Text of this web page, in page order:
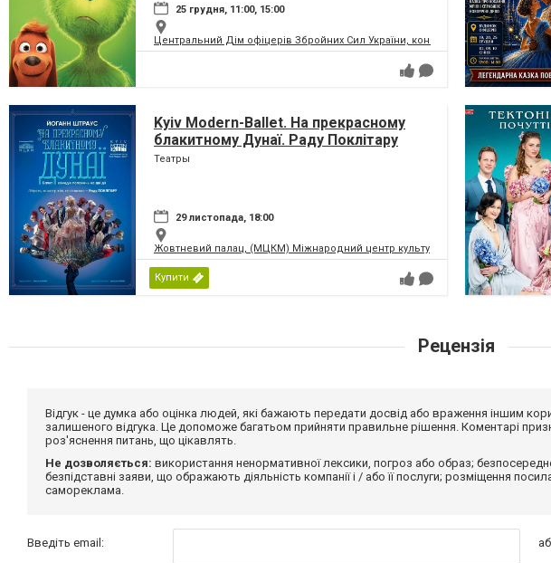
25 грудня, 11:00, 15:00
Центральний Дім офіцерів Збройних Сил України, концертний зал
Kyiv Modern-Ballet. На прекрасному
блакитному Дунаї. Раду Поклітару
Театры
29 листопада, 18:00
Жовтневий палац, (МЦКМ) Міжнародний центр культури і мистецтв
Купити
Рецензія
Відгук - це думка або оцінка людей, які бажають передати досвід або враження іншим
залишеного відгука. Це допоможе багатьом прийняти правильне рішення. Коментарі
роз'яснення питань, що цікавлять.
Не дозволяється: використання ненормативної лексики, погроз або образ;
безпідставні заяви, що ображають діяльність компанії і / або її послуги; розміщення
самореклама.
Введіть email: